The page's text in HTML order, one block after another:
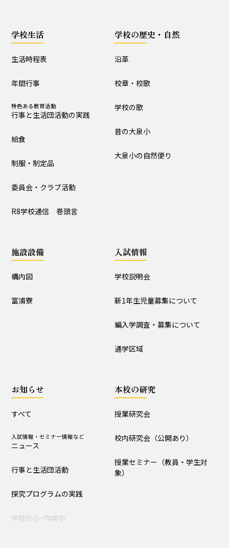
特色ある教育活動
行事と生活団活動の実践
給食
R8学校通信 巻頭言
大泉小の自然便り
構内図 富浦寮
すべて 入試情報・セミナー情報など
学校からｰ作成中
学校生活
生活時程表
年間行事
特色ある教育活動
行事と生活団活動の実践
給食
制服・制定品
委員会・クラブ活動
R8学校通信 巻頭言
学校の歴史・自然
沿革
校章・校歌
学校の歌
昔の大泉小
大泉小の自然便り
施設設備
構内図
富浦寮
入試情報
学校説明会
新1年生児童募集について
編入学調査・募集について
通学区域
お知らせ
すべて
入試情報・セミナー情報など
ニュース
行事と生活団活動
探究プログラムの実践
学校からｰ作成中
本校の研究
授業研究会
校内研究会（公開あり）
授業セミナー（教員・学生対
象）